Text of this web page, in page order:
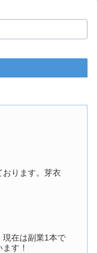
おります。芽衣
現在は副業1本で
す！